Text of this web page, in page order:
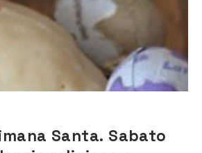
Santa. Sabato